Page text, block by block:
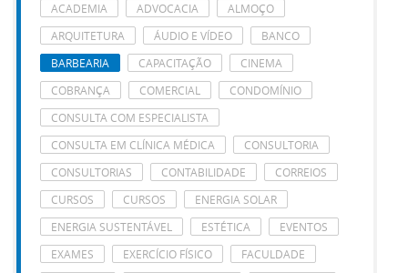
ACADEMIA ADVOCACIA
ALMOÇO
ARQUITETURA
ÁUDIO E VÍDEO
BANCO
BARBEARIA
CAPACITAÇÃO
CINEMA
COBRANÇA
COMERCIAL
CONDOMÍNIO
CONSULTA COM ESPECIALISTA
CONSULTA EM CLÍNICA MÉDICA
CONSULTORIA
CONSULTORIAS
CONTABILIDADE
CORREIOS
CURSOS
CURSOS
ENERGIA SOLAR
ENERGIA SUSTENTÁVEL
ESTÉTICA
EVENTOS
EXAMES
EXERCÍCIO FÍSICO
FACULDADE